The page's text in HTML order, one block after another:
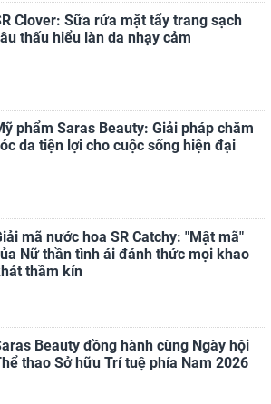
Clover: Sữa rửa mặt tẩy trang sạch
thấu hiểu làn da nhạy cảm
phẩm Saras Beauty: Giải pháp chăm
da tiện lợi cho cuộc sống hiện đại
mã nước hoa SR Catchy: "Mật mã"
Nữ thần tình ái đánh thức mọi khao
thầm kín
Beauty đồng hành cùng Ngày hội
thao Sở hữu Trí tuệ phía Nam 2026